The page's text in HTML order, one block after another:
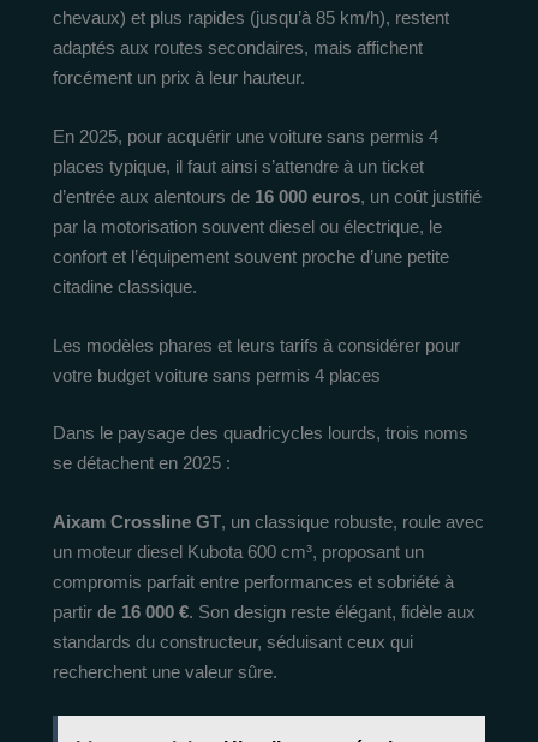
chevaux) et plus rapides (jusqu’à 85 km/h), restent
adaptés aux routes secondaires, mais affichent
forcément un prix à leur hauteur.
En 2025, pour acquérir une voiture sans permis 4
places typique, il faut ainsi s’attendre à un ticket
d’entrée aux alentours de 16 000 euros, un coût justifié
par la motorisation souvent diesel ou électrique, le
confort et l’équipement souvent proche d’une petite
citadine classique.
Les modèles phares et leurs tarifs à considérer pour
votre budget voiture sans permis 4 places
Dans le paysage des quadricycles lourds, trois noms
se détachent en 2025 :
Aixam Crossline GT, un classique robuste, roule avec
un moteur diesel Kubota 600 cm³, proposant un
compromis parfait entre performances et sobriété à
partir de 16 000 €. Son design reste élégant, fidèle aux
standards du constructeur, séduisant ceux qui
recherchent une valeur sûre.